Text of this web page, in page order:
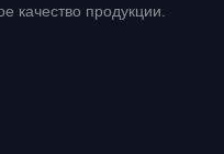
качество продукции.